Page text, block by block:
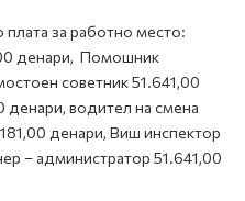
плата за работно место:
денари, Помошник
советник 51.641,00
водител на смена
денари, Виш инспектор
– администратор 51.641,00